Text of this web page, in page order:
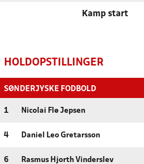
Kamp start
HOLDOPSTILLINGER
SØNDERJYSKE FODBOLD
1 Nicolai Flø Jepsen
4 Daniel Leo Gretarsson
6 Rasmus Hjorth Vinderslev